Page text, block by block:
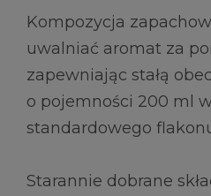
Kompozycja
uwalniać aromat za
zapewniając stałą
o pojemności 200 ml
standardowego
Starannie dobrane